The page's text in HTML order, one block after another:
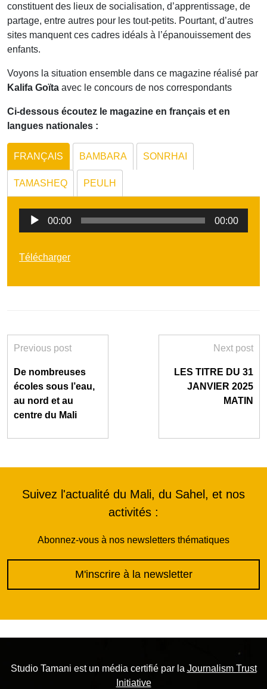
constituent des lieux de socialisation, d’apprentissage, de
partage, entre autres pour les tout-petits. Pourtant, d’autres
sites manquent ces cadres idéals à l’épanouissement des
enfants.
Voyons la situation ensemble dans ce magazine réalisé par
Kalifa Goïta avec le concours de nos correspondants
Ci-dessous écoutez le magazine en français et en
langues nationales :
FRANÇAIS BAMBARA SONRHAI
TAMASHEQ PEULH
Lecteur
00:00 00:00
Télécharger
Previous post
De nombreuses
écoles sous l’eau,
au nord et au
centre du Mali
Next post
LES TITRE DU 31
JANVIER 2025
MATIN
Suivez l'actualité du Mali, du Sahel, et nos
activités :
Abonnez-vous à nos newsletters thématiques
M'inscrire à la newsletter
Studio Tamani est un média certifié par la Journalism Trust
Initiative